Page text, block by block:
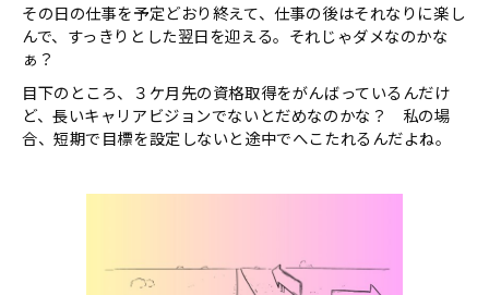
その日の仕事を予定どおり終えて、仕事の後はそれなりに楽し
んで、すっきりとした翌日を迎える。それじゃダメなのかな
ぁ？
目下のところ、３ケ月先の資格取得をがんばっているんだけ
ど、長いキャリアビジョンでないとだめなのかな？ 私の場
合、短期で目標を設定しないと途中でへこたれるんだよね。